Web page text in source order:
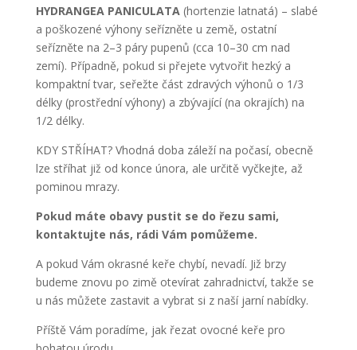
HYDRANGEA PANICULATA(hortenzie latnatá) – slabé
a poškozené výhony seřízněte u země, ostatní
seřízněte na 2–3 páry pupenů (cca 10–30 cm nad
zemí). Případně, pokud si přejete vytvořit hezký a
kompaktní tvar, seřežte část zdravých výhonů o 1/3
délky (prostřední výhony) a zbývající (na okrajích) na
1/2 délky.
KDY STŘÍHAT? Vhodná doba záleží na počasí, obecně
lze stříhat již od konce února, ale určitě vyčkejte, až
pominou mrazy.
Pokud máte obavy pustit se do řezu sami,
kontaktujte nás, rádi Vám pomůžeme.
A pokud Vám okrasné keře chybí, nevadí. Již brzy
budeme znovu po zimě otevírat zahradnictví, takže se
u nás můžete zastavit a vybrat si z naší jarní nabídky.
Příště Vám poradíme, jak řezat ovocné keře pro